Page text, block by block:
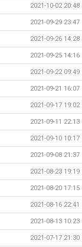
2021-10-02 20:48
2021-09-29 23:47
2021-09-26 14:28
2021-09-25 14:16
2021-09-22 09:49
2021-09-21 16:07
2021-09-17 19:02
2021-09-11 22:13
2021-09-10 10:17
2021-09-08 21:37
2021-08-23 19:19
2021-08-20 17:15
2021-08-16 22:41
2021-08-13 10:23
2021-07-17 21:30